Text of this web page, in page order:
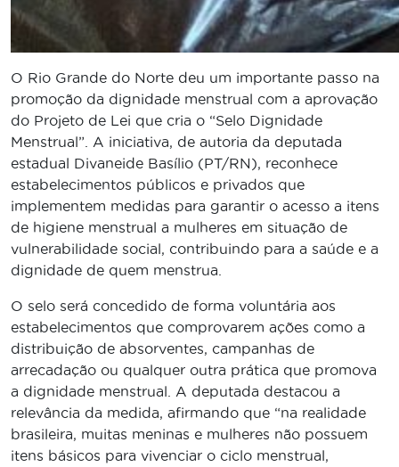
O Rio Grande do Norte deu um importante passo na
promoção da dignidade menstrual com a aprovação
do Projeto de Lei que cria o “Selo Dignidade
Menstrual”. A iniciativa, de autoria da deputada
estadual Divaneide Basílio (PT/RN), reconhece
estabelecimentos públicos e privados que
implementem medidas para garantir o acesso a itens
de higiene menstrual a mulheres em situação de
vulnerabilidade social, contribuindo para a saúde e a
dignidade de quem menstrua.
O selo será concedido de forma voluntária aos
estabelecimentos que comprovarem ações como a
distribuição de absorventes, campanhas de
arrecadação ou qualquer outra prática que promova
a dignidade menstrual. A deputada destacou a
relevância da medida, afirmando que “na realidade
brasileira, muitas meninas e mulheres não possuem
itens básicos para vivenciar o ciclo menstrual,